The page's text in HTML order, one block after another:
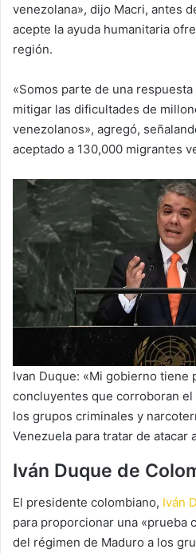
venezolana», dijo Macri, antes
acepte la ayuda humanitaria
región.
«Somos parte de una
mitigar las dificultades de
venezolanos», agregó,
aceptado a 130,000 migrantes
Ivan Duque: «Mi gobierno tiene
concluyentes que corroboran el
los grupos criminales y
Venezuela para tratar de atacar
Iván Duque de
El presidente colombiano, Iván
para proporcionar una «prueba
del régimen de Maduro a los